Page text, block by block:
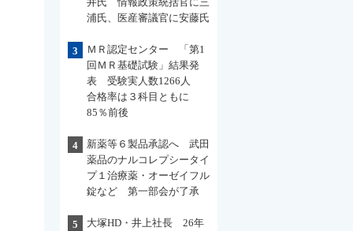
浦氏、医産審議官に安藤氏
3
ＭＲ認定センター 「第1
回ＭＲ基礎試験」結果発
表 受験実人数1266人
合格率は３科目ともに
85％前後
4
新薬等６製品承認へ 武田
薬品のナルコレプシータイ
プ１治療薬・オーゼイフル
錠など 第一部会が了承
5
大塚HD・井上社長 26年